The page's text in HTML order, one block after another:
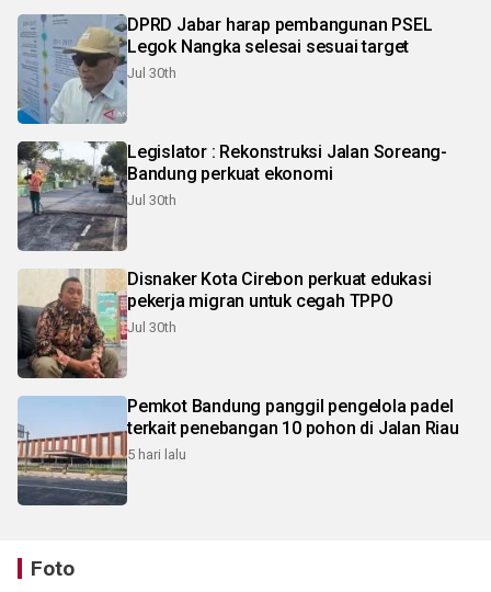
DPRD Jabar harap pembangunan PSEL
Legok Nangka selesai sesuai target
Jul 30th
Legislator : Rekonstruksi Jalan Soreang-
Bandung perkuat ekonomi
Jul 30th
Disnaker Kota Cirebon perkuat edukasi
pekerja migran untuk cegah TPPO
Jul 30th
Pemkot Bandung panggil pengelola padel
terkait penebangan 10 pohon di Jalan Riau
5 hari lalu
Foto